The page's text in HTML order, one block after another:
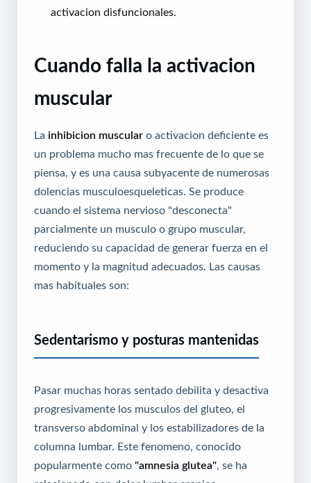
activacion disfuncionales.
Cuando falla la activacion
muscular
La inhibicion muscular o activacion deficiente es
un problema mucho mas frecuente de lo que se
piensa, y es una causa subyacente de numerosas
dolencias musculoesqueleticas. Se produce
cuando el sistema nervioso "desconecta"
parcialmente un musculo o grupo muscular,
reduciendo su capacidad de generar fuerza en el
momento y la magnitud adecuados. Las causas
mas habituales son:
Sedentarismo y posturas mantenidas
Pasar muchas horas sentado debilita y desactiva
progresivamente los musculos del gluteo, el
transverso abdominal y los estabilizadores de la
columna lumbar. Este fenomeno, conocido
popularmente como "amnesia glutea" , se ha